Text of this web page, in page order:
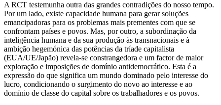
A RCT testemunha outra das grandes contradições do nosso tempo.
Por um lado, existe capacidade humana para gerar soluções
emancipadoras para os problemas mais prementes com que se
confrontam países e povos. Mas, por outro, a subordinação da
inteligência humana e da sua produção às transnacionais e à
ambição hegemónica das potências da tríade capitalista
(EUA/UE/Japão) revela-se constrangedora e um factor de maior
exploração e imposições de domínio antidemocrático. Esta é a
expressão do que significa um mundo dominado pelo interesse do
lucro, condicionando o surgimento do novo ao interesse e ao
domínio de classe do capital sobre os trabalhadores e os povos.